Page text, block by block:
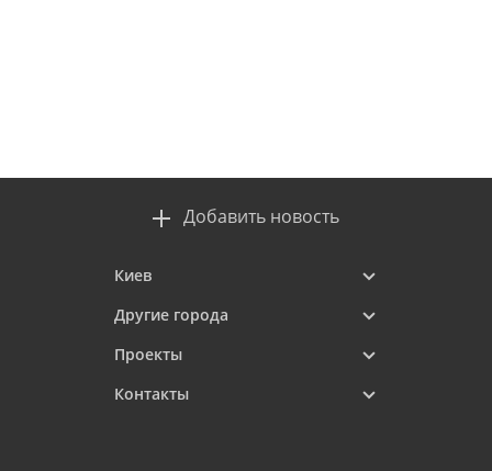
Добавить новость
Киев
Другие города
Проекты
Контакты